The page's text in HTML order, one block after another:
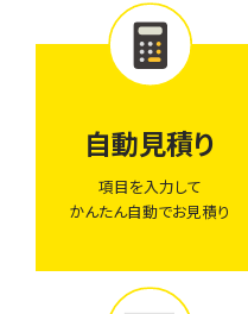
自動見積り
項目を入力して
かんたん自動でお見積り